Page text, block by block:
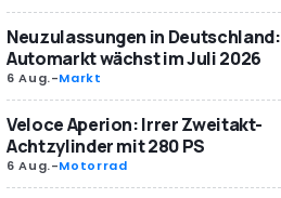
Neuzulassungen in Deutschland:
Automarkt wächst im Juli 2026
6 Aug.-Markt
Veloce Aperion: Irrer Zweitakt-
Achtzylinder mit 280 PS
6 Aug.-Motorrad